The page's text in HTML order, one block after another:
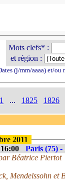
Mots clefs* :
et région :
(j/mm/aaaa) et/ou
1 ... 1825 1826
2011
16:00
Paris (75) -
Béatrice Piertot
Mendelssohn et